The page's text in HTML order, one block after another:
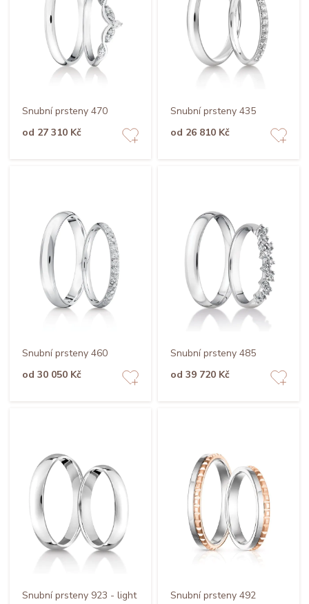
Snubní prsteny 470
od 27 310 Kč
Snubní prsteny 435
od 26 810 Kč
Snubní prsteny 460
od 30 050 Kč
Snubní prsteny 485
od 39 720 Kč
Snubní prsteny 923 - light Snubní prsteny 492